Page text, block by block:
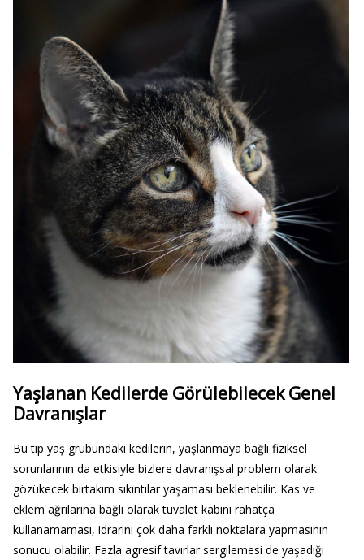
Yaşlanan Kedilerde Görülebilecek Genel
Davranışlar
Bu tip yaş grubundaki kedilerin, yaşlanmaya bağlı fiziksel
sorunlarının da etkisiyle bizlere davranışsal problem olarak
gözükecek birtakım sıkıntılar yaşaması beklenebilir. Kas ve
eklem ağrılarına bağlı olarak tuvalet kabını rahatça
kullanamaması, idrarını çok daha farklı noktalara yapmasının
sonucu olabilir. Fazla agresif tavırlar sergilemesi de yaşadığı